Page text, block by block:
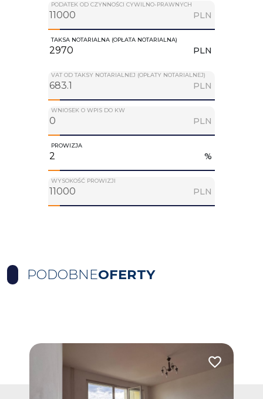
PODATEK OD CZYNNOŚCI CYWILNO-PRAWNYCH
PLN
TAKSA NOTARIALNA (OPŁATA NOTARIALNA)
PLN
VAT OD TAKSY NOTARIALNEJ (OPŁATY NOTARIALNEJ)
PLN
WNIOSEK O WPIS DO KW
PLN
PROWIZJA
%
WYSOKOŚĆ PROWIZJI
PLN
PODOBNEOFERTY
Dodaj do ulubionych Dodaj do